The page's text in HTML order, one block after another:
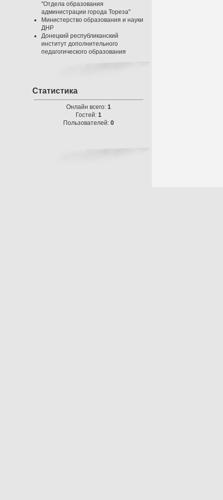
"Отдела образования
администрации города Тореза"
Министерство образования и науки
ДНР
Донецкий республиканский
институт дополнительного
педагогического образования
Статистика
Онлайн всего: 1
Гостей: 1
Пользователей: 0